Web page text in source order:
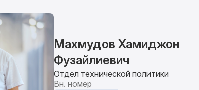
Махмудов Хамиджон
Фузайлиевич
Отдел технической политики
Вн. номер